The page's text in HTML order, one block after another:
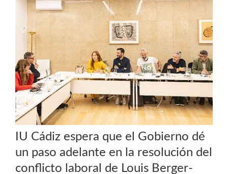
IU Cádiz espera que el Gobierno dé
un paso adelante en la resolución del
conflicto laboral de Louis Berger-